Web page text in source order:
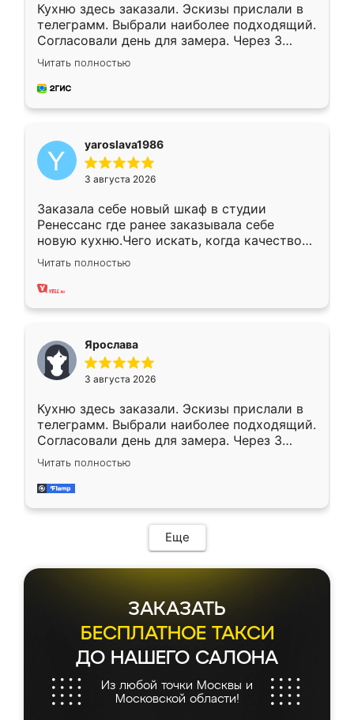
Кухню здесь заказали. Эскизы прислали в
телеграмм. Выбрали наиболее подходящий.
Согласовали день для замера. Через 3
недели кухня была уже готова. Остались
довольны работой. Спасибо Ренессанс
мебель за качественную работу!
Читать полностью
yaroslava1986
3 августа 2026
Заказала себе новый шкаф в студии
Ренессанс где ранее заказывала себе
новую кухню.Чего искать, когда качеством
вполне довольна. Служит кухня уже почти
два года, нареканий нет.
Читать полностью
Ярослава
3 августа 2026
Кухню здесь заказали. Эскизы прислали в
телеграмм. Выбрали наиболее подходящий.
Согласовали день для замера. Через 3
недели кухня была уже готова. Остались
довольны работой. Спасибо Ренессанс
мебель за качественную работу!
Читать полностью
Еще
ЗАКАЗАТЬ
БЕСПЛАТНОЕ ТАКСИ
ДО НАШЕГО САЛОНА
Из любой точки Москвы и
Московской области!